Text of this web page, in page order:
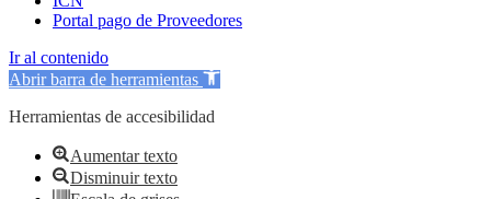
Portal pago de Proveedores
Ir al contenido
Abrir barra de herramientas
Herramientas de accesibilidad
Aumentar texto
Disminuir texto